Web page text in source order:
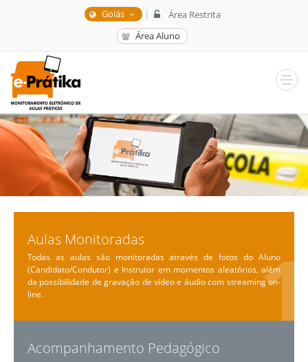
Goiás |
Área Restrita
Área Aluno
Aulas Monitoradas
Todas as aulas são monitoradas através de fotos do Aluno
(Candidato/Condutor) e Instrutor em momentos aleatórios, além
da possibilidade de gravação de vídeo e áudio com streaming on-
line.
Acompanhamento Pedagógico